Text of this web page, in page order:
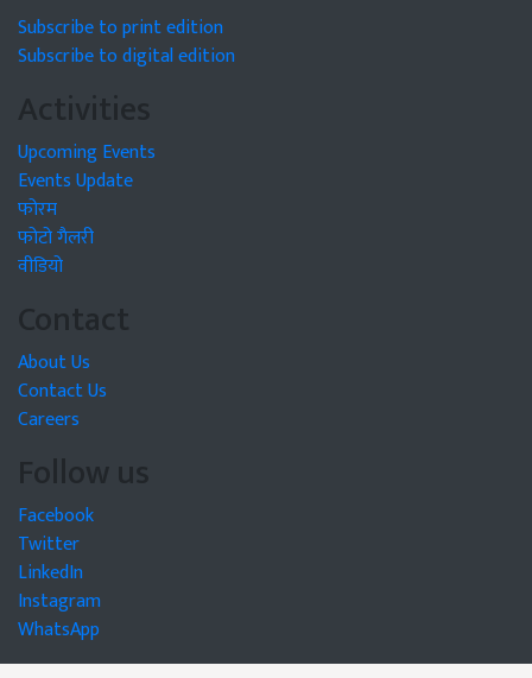
Subscribe to print edition
Subscribe to digital edition
Activities
Upcoming Events
Events Update
फोरम
फोटो गैलरी
वीडियो
Contact
About Us
Contact Us
Careers
Follow us
Facebook
Twitter
LinkedIn
Instagram
WhatsApp